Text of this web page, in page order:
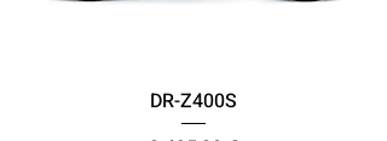
DR-Z400S